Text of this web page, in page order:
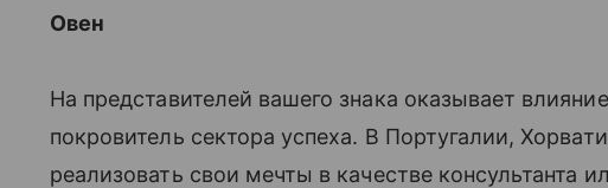
Овен
На представителей вашего знака оказывает
покровитель сектора успеха. В Португалии,
реализовать свои мечты в качестве консультанта